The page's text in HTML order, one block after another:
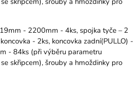
- 2200mm - 4ks, spojka tyče – 2
- 2ks, koncovka zadní(PULLO) -
- 84ks (při výběru parametru
skřipcem), šrouby a hmoždinky pro